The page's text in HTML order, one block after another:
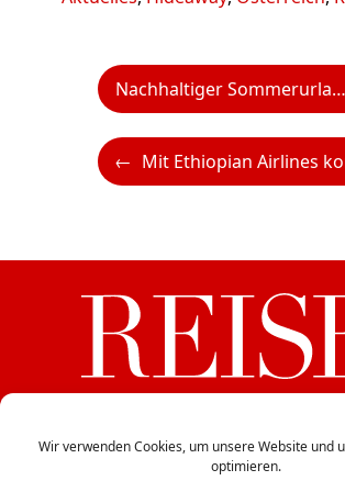
Wir verwenden Cookies, um unsere Website und
optimieren.
Nachhaltiger Sommerurlaub – Ausgezeichnete Mobilität am Wilden Kaiser
Mit Ethiopian Airlines komfortabel auf die Seychellen und nach
Haydngasse 12/5, A-1060
office@cbverlag.at